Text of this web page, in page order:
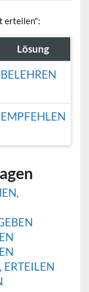
erteilen":
Lösung
BELEHREN
EMPFEHLEN
ERTEILEN